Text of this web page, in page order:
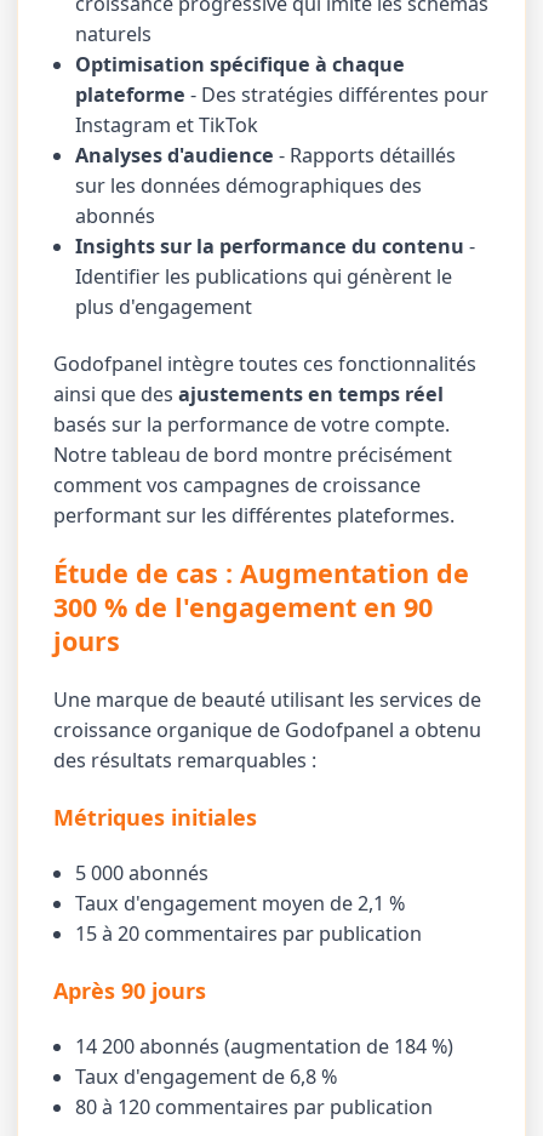
naturels
Optimisation spécifique à chaque
plateforme - Des stratégies différentes pour
Instagram et TikTok
Analyses d'audience - Rapports détaillés
sur les données démographiques des
abonnés
Insights sur la performance du contenu -
Identifier les publications qui génèrent le
plus d'engagement
Godofpanel intègre toutes ces fonctionnalités
ainsi que desajustements en temps réel
basés sur la performance de votre compte.
Notre tableau de bord montre précisément
comment vos campagnes de croissance
performant sur les différentes plateformes.
Étude de cas : Augmentation de
300 % de l'engagement en 90
jours
Une marque de beauté utilisant les services de
croissance organique de Godofpanel a obtenu
des résultats remarquables :
Métriques initiales
5 000 abonnés
Taux d'engagement moyen de 2,1 %
15 à 20 commentaires par publication
Après 90 jours
14 200 abonnés (augmentation de 184 %)
Taux d'engagement de 6,8 %
80 à 120 commentaires par publication